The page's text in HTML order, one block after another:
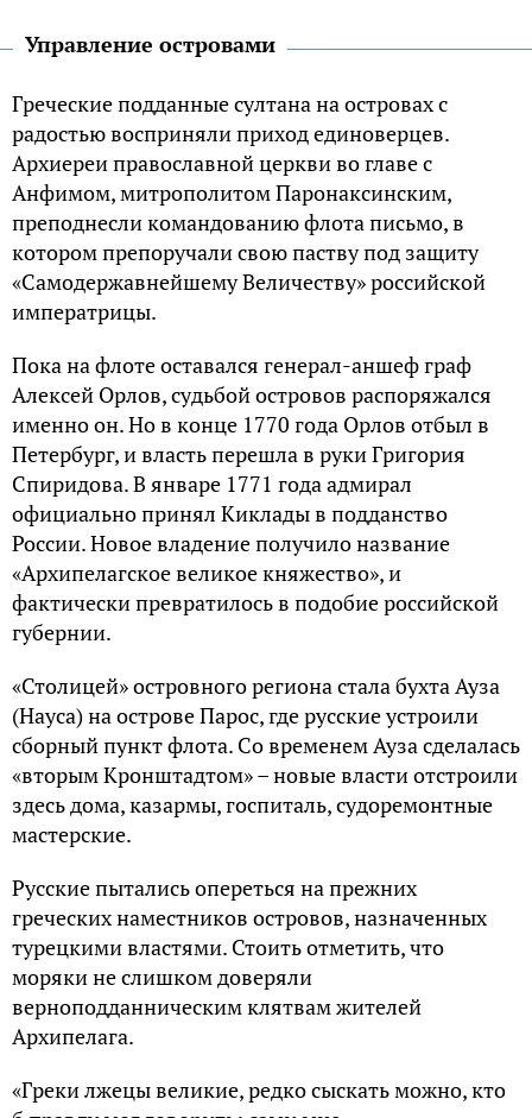
Управление островами
Греческие подданные султана на островах с
радостью восприняли приход единоверцев.
Архиереи православной церкви во главе с
Анфимом, митрополитом Паронаксинским,
преподнесли командованию флота письмо, в
котором препоручали свою паству под защиту
«Самодержавнейшему Величеству» российской
императрицы.
Пока на флоте оставался генерал-аншеф граф
Алексей Орлов, судьбой островов распоряжался
именно он. Но в конце 1770 года Орлов отбыл в
Петербург, и власть перешла в руки Григория
Спиридова. В январе 1771 года адмирал
официально принял Киклады в подданство
России. Новое владение получило название
«Архипелагское великое княжество», и
фактически превратилось в подобие российской
губернии.
«Столицей» островного региона стала бухта Ауза
(Науса) на острове Парос, где русские устроили
сборный пункт флота. Со временем Ауза сделалась
«вторым Кронштадтом» – новые власти отстроили
здесь дома, казармы, госпиталь, судоремонтные
мастерские.
Русские пытались опереться на прежних
греческих наместников островов, назначенных
турецкими властями. Стоить отметить, что
моряки не слишком доверяли
верноподданническим клятвам жителей
Архипелага.
«Греки лжецы великие, редко сыскать можно, кто